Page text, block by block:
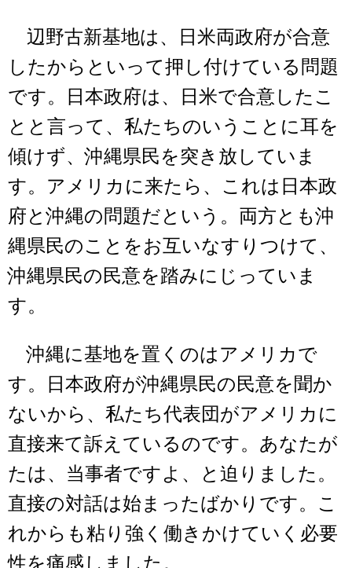
辺野古新基地は、日米両政府が合意
したからといって押し付けている問題
です。日本政府は、日米で合意したこ
とと言って、私たちのいうことに耳を
傾けず、沖縄県民を突き放していま
す。アメリカに来たら、これは日本政
府と沖縄の問題だという。両方とも沖
縄県民のことをお互いなすりつけて、
沖縄県民の民意を踏みにじっていま
す。
沖縄に基地を置くのはアメリカで
す。日本政府が沖縄県民の民意を聞か
ないから、私たち代表団がアメリカに
直接来て訴えているのです。あなたが
たは、当事者ですよ、と迫りました。
直接の対話は始まったばかりです。こ
れからも粘り強く働きかけていく必要
性を痛感しました。